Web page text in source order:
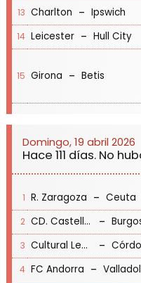
13 Charlton - Ipswich
14 Leicester - Hull City
15 Girona - Betis
Domingo, 19 abril 2026
Hace 111 días. No
1 R. Zaragoza - Ceuta
2 CD. Castellón -
3 Cultural Leonesa -
4 FC Andorra -